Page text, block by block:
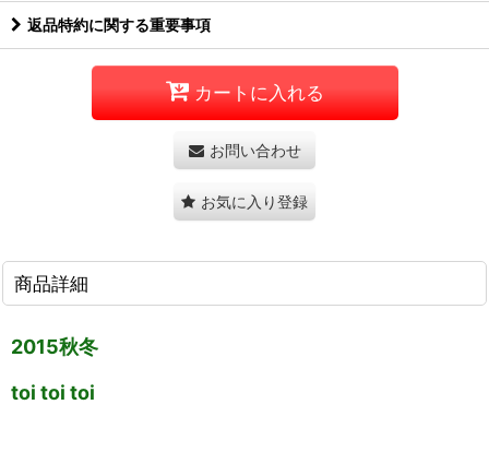
返品特約に関する重要事項
カートに入れる
お問い合わせ
お気に入り登録
商品詳細
2015秋冬
toi toi toi